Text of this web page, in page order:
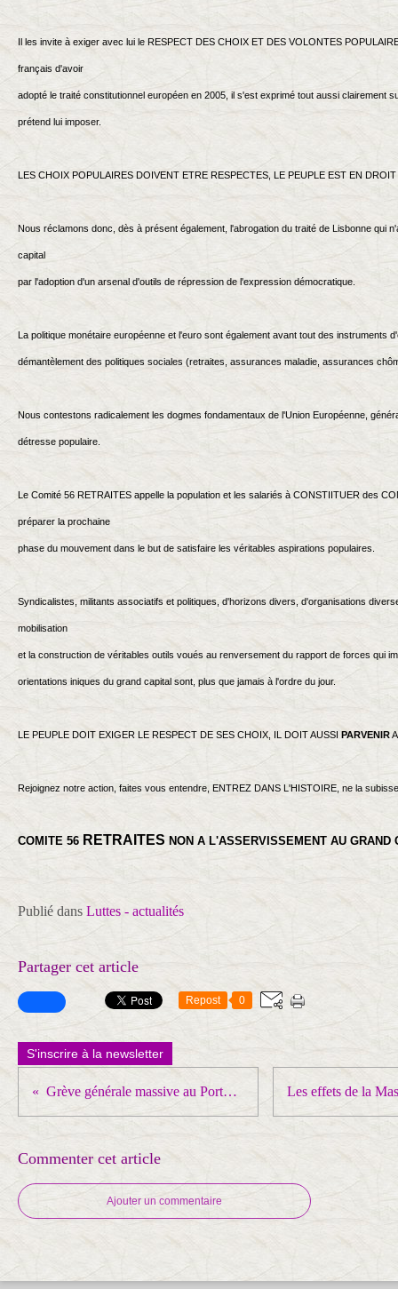
Il les invite à exiger avec lui le RESPECT DES CHOIX ET DES VOLONTES
français d'avoir
adopté le traité constitutionnel européen en 2005, il s'est exprimé tout aussi clairement
prétend lui imposer.
LES CHOIX POPULAIRES DOIVENT ETRE RESPECTES, LE PEUPLE EST EN
Nous réclamons donc, dès à présent également, l'abrogation du traité de Lisbonne qui
capital
par l'adoption d'un arsenal d'outils de répression de l'expression démocratique.
La politique monétaire européenne et l'euro sont également avant tout des instruments
démantèlement des politiques sociales (retraites, assurances maladie, assurances
Nous contestons radicalement les dogmes fondamentaux de l'Union Européenne,
détresse populaire.
Le Comité 56 RETRAITES appelle la population et les salariés à CONSTIITUER des
préparer la prochaine
phase du mouvement dans le but de satisfaire les véritables aspirations populaires.
Syndicalistes, militants associatifs et politiques, d'horizons divers, d'organisations
mobilisation
et la construction de véritables outils voués au renversement du rapport de forces qui
orientations iniques du grand capital sont, plus que jamais à l'ordre du jour.
LE PEUPLE DOIT EXIGER LE RESPECT DE SES CHOIX, IL DOIT AUSSI PARVENIR
Rejoignez notre action, faites vous entendre, ENTREZ DANS L'HISTOIRE, ne la
COMITE 56 RETRAITES NON A L'ASSERVISSEMENT AU GRAND
Publié dans Luttes - actualités
Partager cet article
Repost 0
S'inscrire à la newsletter
Grève générale massive au Portugal, ce 24 novembre !
Commenter cet article
Ajouter un commentaire